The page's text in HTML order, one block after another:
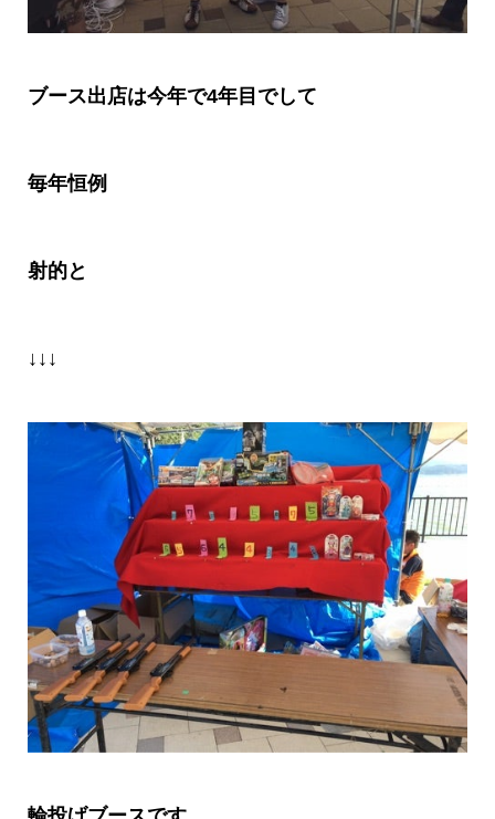
ブース出店は今年で4年目でして
毎年恒例
射的と
↓↓↓